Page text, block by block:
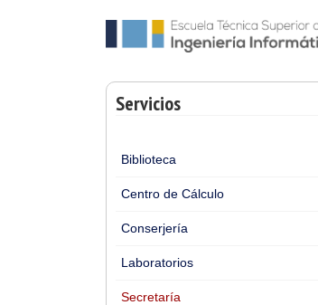
Servicios
Biblioteca
Centro de Cálculo
Conserjería
Laboratorios
Secretaría